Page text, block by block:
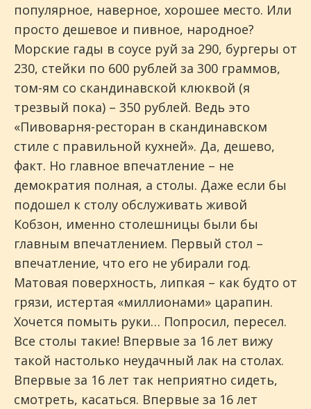
популярное, наверное, хорошее место. Или
просто дешевое и пивное, народное?
Морские гады в соусе руй за 290, бургеры от
230, стейки по 600 рублей за 300 граммов,
том-ям со скандинавской клюквой (я
трезвый пока) – 350 рублей. Ведь это
«Пивоварня-ресторан в скандинавском
стиле с правильной кухней». Да, дешево,
факт. Но главное впечатление – не
демократия полная, а столы. Даже если бы
подошел к столу обслуживать живой
Кобзон, именно столешницы были бы
главным впечатлением. Первый стол –
впечатление, что его не убирали год.
Матовая поверхность, липкая – как будто от
грязи, истертая «миллионами» царапин.
Хочется помыть руки… Попросил, пересел.
Все столы такие! Впервые за 16 лет вижу
такой настолько неудачный лак на столах.
Впервые за 16 лет так неприятно сидеть,
смотреть, касаться. Впервые за 16 лет